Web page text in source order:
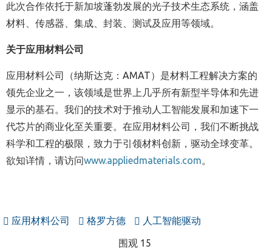
此次合作依托于新加坡蓬勃发展的光子技术生态系统，涵盖
材料、传感器、集成、封装、测试及应用等领域。
关于应用材料公司
应用材料公司（纳斯达克：AMAT）是材料工程解决方案的
领先企业之一，该领域是世界上几乎所有新型半导体和先进
显示的基石。我们的技术对于推动人工智能发展和加速下一
代芯片的商业化至关重要。在应用材料公司，我们不断挑战
科学和工程的极限，致力于引领材料创新，驱动全球变革。
欲知详情，请访问www.appliedmaterials.com。
应用材料公司 格罗方德 人工智能驱动
围观 15